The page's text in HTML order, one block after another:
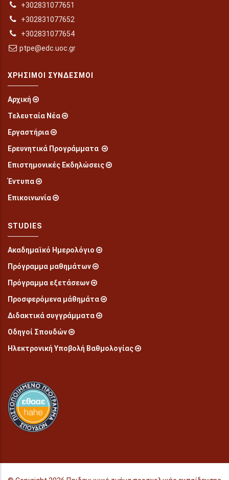
+302831077651
+302831077652
+302831077654
ptpe@edc.uoc.gr
ΧΡΉΣΙΜΟΙ ΣΎΝΔΕΣΜΟΙ
Αρχική
Τελευταία Νέα
Εργαστήρια
Ερευνητικά Προγράμματα
Επιστημονικές Εκδηλώσεις
Έντυπα
Επικοινωνία
STUDIES
Ακαδημαϊκό Ημερολόγιο
Πρόγραμμα μαθημάτων
Πρόγραμμα εξετάσεων
Προσφερόμενα μάθημάτα
Διδακτικά συγγράμματα
Οδηγοί Σπουδών
Ηλεκτρονική Υποβολή Βαθμολογίας